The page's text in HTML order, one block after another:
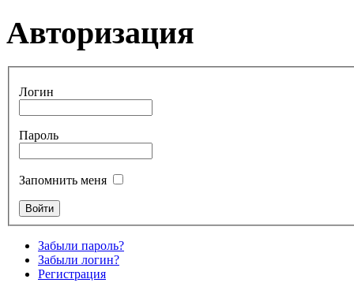
Авторизация
Логин
Пароль
Запомнить меня
Забыли пароль?
Забыли логин?
Регистрация